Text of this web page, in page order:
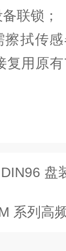
联锁；
擦拭传
复用原
盘
系列高